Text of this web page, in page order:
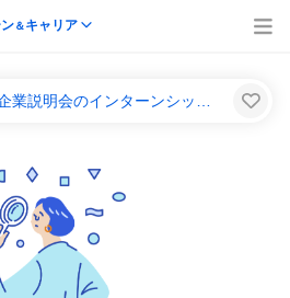
＆キャリア